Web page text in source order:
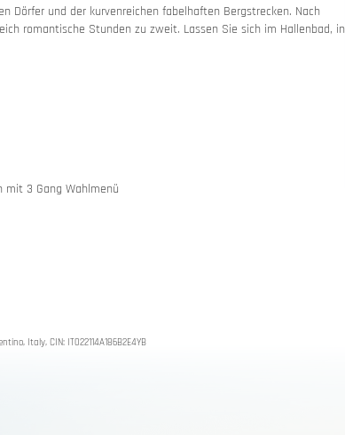
Dörfer und der kurvenreichen fabelhaften Bergstrecken. Nach
romantische Stunden zu zweit. Lassen Sie sich im Hallenbad, in
mit 3 Gang Wahlmenü
Italy, CIN: IT022114A186B2E4YB